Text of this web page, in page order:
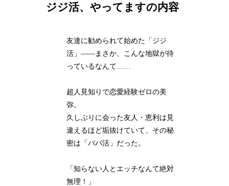
ジジ活、やってますの内容
友達に勧められて始めた「ジジ
活」――まさか、こんな地獄が待
っているなんて……
超人見知りで恋愛経験ゼロの美
弥。
久しぶりに会った友人・恵利は見
違えるほど垢抜けていて、その秘
密は「パパ活」だった。
「知らない人とエッチなんて絶対
無理！」